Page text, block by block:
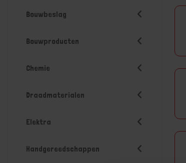
Bouwbeslag
Bouwproducten
Chemie
Draadmaterialen
Elektra
Handgereedschappen